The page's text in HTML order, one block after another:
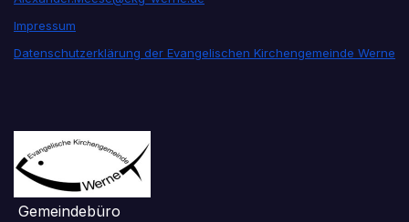
Impressum
Datenschutzerklärung der Evangelischen Kirchengemeinde Werne
Gemeindebüro